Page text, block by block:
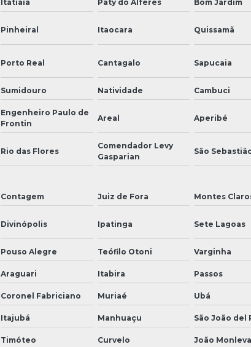
Itatiaia Paty do Alferes Bom Jardim
Pinheiral Itaocara Quissamã
Porto Real Cantagalo Sapucaia
Sumidouro Natividade Cambuci
Engenheiro Paulo de
Frontin
Areal Aperibé
Rio das Flores
Comendador Levy
Gasparian
São
Contagem Juiz de Fora Montes
Divinópolis Ipatinga Sete Lagoas
Pouso Alegre Teófilo Otoni Varginha
Araguari Itabira Passos
Coronel Fabriciano Muriaé Ubá
Itajubá Manhuaçu São João del
Timóteo Curvelo João